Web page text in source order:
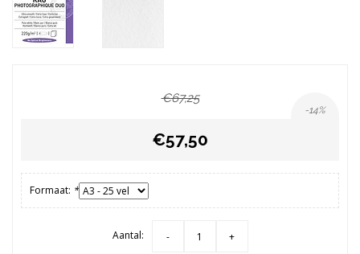
€67,25
€57,50
-14%
Formaat: *
Aantal: - +